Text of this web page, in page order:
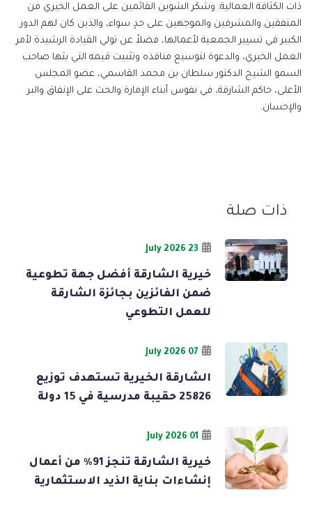
ذات الكثافة العمالية. وشكر الشوين القائمين على العمل الخيري من
المنفقين والمشرفين والموجهين على حدٍ سواء، والذين كان لهم الدور
الكبير في تسيير الجمعية لأعمالها، فضلاً عن تولي القيادة الرشيدة لأمر
العمل الخيري، والدعوة لتوسيع منافذه وتثبيت قيمه التي بثها صاحب
السمو الشيخ الدكتور سلطان بن محمد القاسمي، عضو المجلس
الأعلى، حاكم الشارقة، في نفوس أبناء الإمارة والحث على الإنفاق والبر
والإحسان.
ذات صلة
23 July 2026
خيرية الشارقة أفضل جهة تطوعية
ضمن الفائزين بجائزة الشارقة
للعمل التطوعي
07 July 2026
الشارقة الخيرية تستهدف توزيع
25826 حقيبة مدرسية في 15 دولة
01 July 2026
خيرية الشارقة تنجز 91% من أعمال
إنشاءات بناية الذيد الاستثمارية